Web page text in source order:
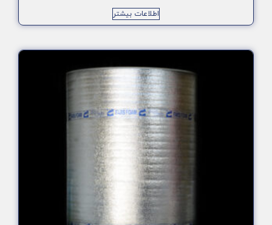
اطلاعات بیشتر